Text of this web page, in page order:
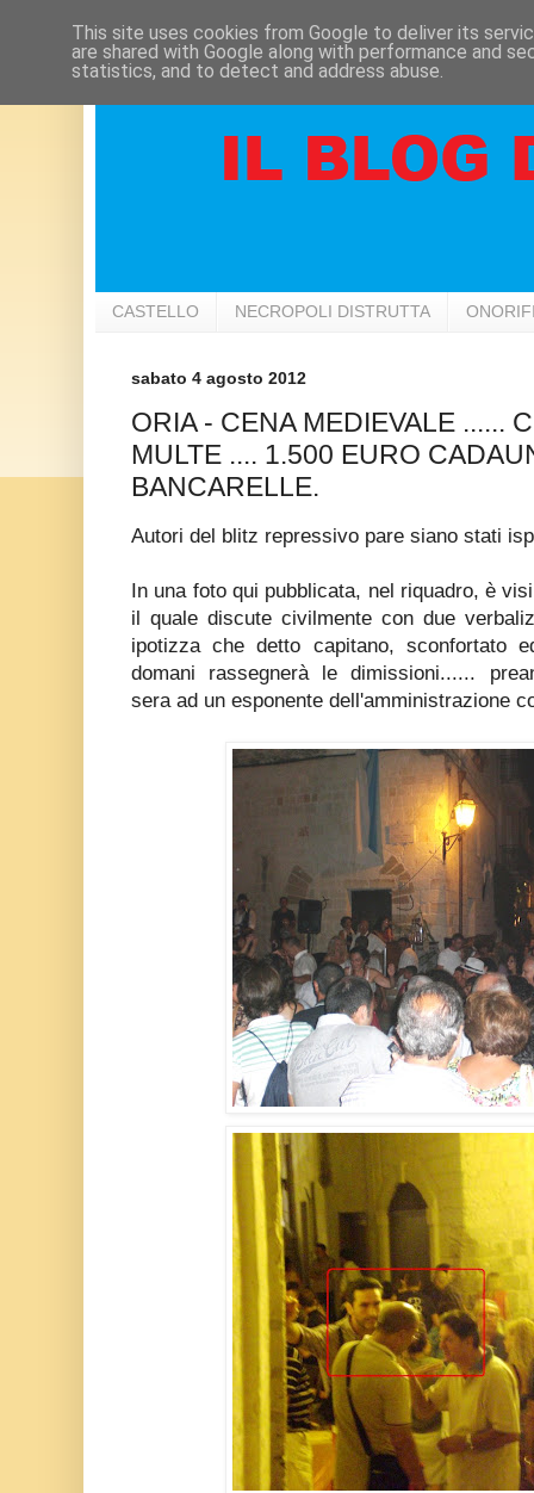
CASTELLO NECROPOLI DISTRUTTA
sabato 4 agosto 2012
ORIA - CENA MEDIEVALE ......
MULTE .... 1.500 EURO
BANCARELLE.
Autori del blitz repressivo pare siano stati
In una foto qui pubblicata, nel riquadro, è
il quale discute civilmente con due
ipotizza che detto capitano, sconfortato
domani rassegnerà le dimissioni......
sera ad un esponente dell'amministrazione
This site uses cookies from Google to deliver its
are shared with Google along with performance and
statistics, and to detect and address abuse.